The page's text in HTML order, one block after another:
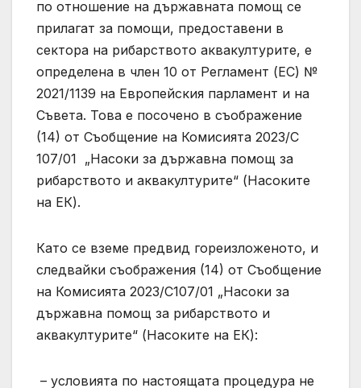
по отношение на държавната помощ се
прилагат за помощи, предоставени в
сектора на рибарството аквакултурите, е
определена в член 10 от Регламент (ЕС) №
2021/1139 на Европейския парламент и на
Съвета. Това е посочено в съображение
(14) от Съобщение на Комисията 2023/C
107/01 „Насоки за държавна помощ за
рибарството и аквакултурите“ (Насоките
на ЕК).
Като се вземе предвид гореизложеното, и
следвайки съображения (14) от Съобщение
на Комисията 2023/С107/01 „Насоки за
държавна помощ за рибарството и
аквакултурите“ (Насоките на ЕК):
– условията по настоящата процедура не